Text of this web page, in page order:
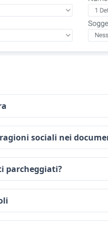
sociali nei
parcheggiati?